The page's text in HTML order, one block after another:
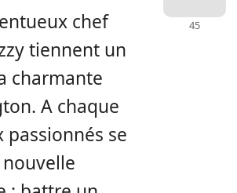
chef
tiennent un
charmante
A chaque
passionnés se
45